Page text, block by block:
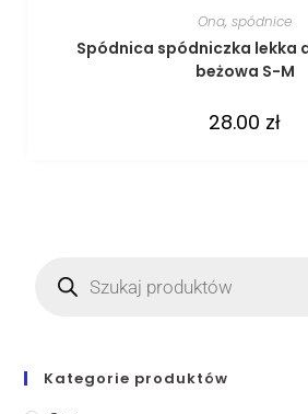
Ona, spódnice
Spódnica spódniczka lekka
beżowa S-M
28.00 zł
Kategorie produktów